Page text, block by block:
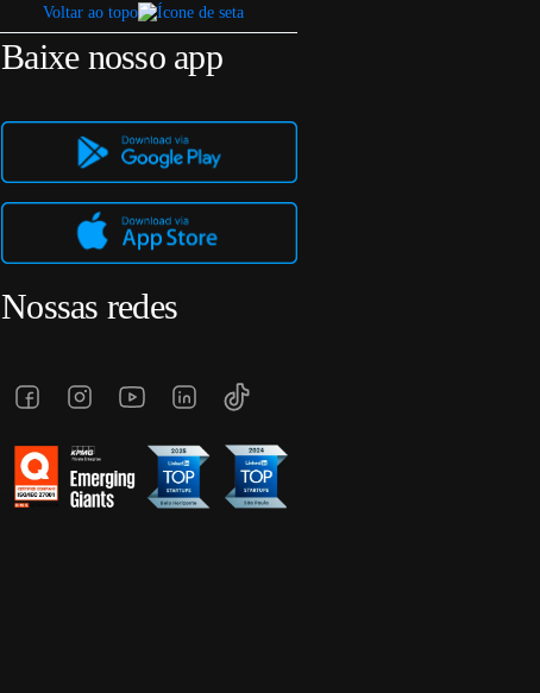
Voltar ao topo
Baixe nosso app
Nossas redes